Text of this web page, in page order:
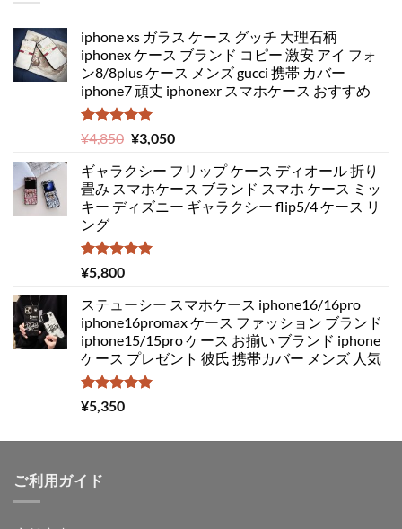
iphone xs ガラス ケース グッチ 大理石柄
iphonex ケース ブランド コピー 激安 アイ フォ
ン8/8plus ケース メンズ gucci 携帯 カバー
iphone7 頑丈 iphonexr スマホケース おすすめ
5段階中
5.00
の評価
¥4,850 元
価
格
は
で
¥3,050現
の
価
格
ギャラクシー フリップ ケース ディオール 折り
畳み スマホケース ブランド スマホ ケース ミッ
キー ディズニー ギャラクシー flip5/4 ケース リ
ング
5段階中
5.00
¥5,800
ステューシー スマホケース iphone16/16pro
iphone16promax ケース ファッション ブランド
iphone15/15pro ケース お揃い ブランド iphone
ケース プレゼント 彼氏 携帯カバー メンズ 人気
5段階中
5.00
¥5,350
ご利用ガイド